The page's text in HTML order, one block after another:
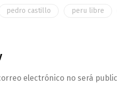
pedro castillo peru libre
electrónico no será